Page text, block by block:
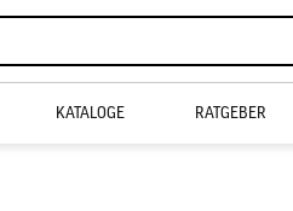
KATALOGE RATGEBER